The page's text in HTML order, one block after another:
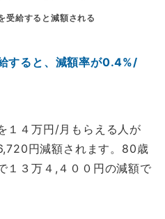
受給すると減額される
すると、減額率が0.4%/
１４万円/月もらえる人が
円減額されます。80歳
１３万４,４００円の減額で